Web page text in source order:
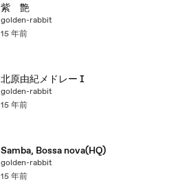
紫 艶
golden-rabbit
15 年前
北原由紀メドレー Ⅰ
golden-rabbit
15 年前
Samba, Bossa nova(HQ)
golden-rabbit
15 年前